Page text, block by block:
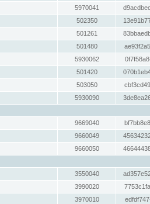
5970041
502350
501261
501480
5930062
501420
503050
5930090
9669040
9660049
9660050
3550040
3990020
3970010